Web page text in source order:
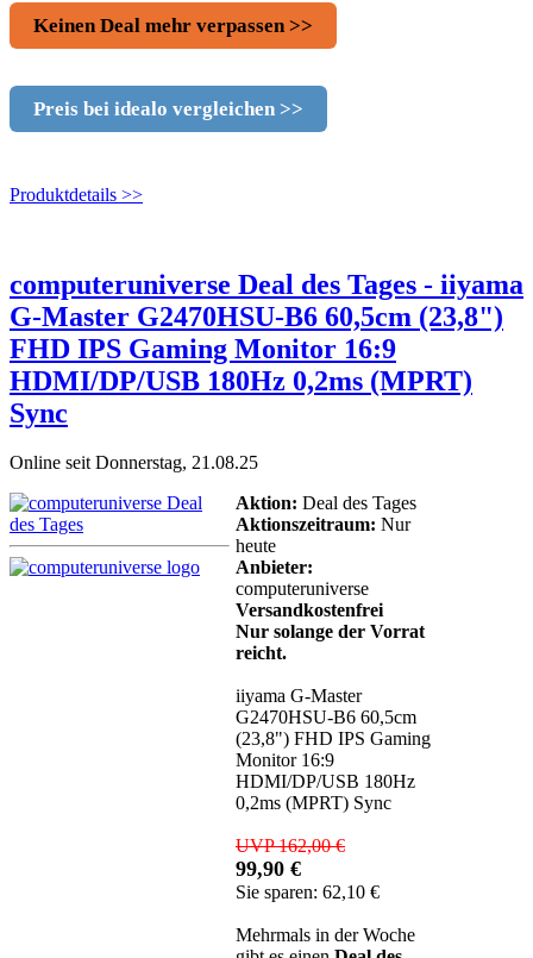
Keinen Deal mehr verpassen >>
Preis bei idealo vergleichen >>
Produktdetails >>
computeruniverse Deal des Tages - iiyama
G-Master G2470HSU-B6 60,5cm (23,8")
FHD IPS Gaming Monitor 16:9
HDMI/DP/USB 180Hz 0,2ms (MPRT)
Sync
Online seit Donnerstag, 21.08.25
Aktion: Deal des Tages
Aktionszeitraum: Nur
heute
Anbieter:
computeruniverse
Versandkostenfrei
Nur solange der Vorrat
reicht.
iiyama G-Master
G2470HSU-B6 60,5cm
(23,8") FHD IPS Gaming
Monitor 16:9
HDMI/DP/USB 180Hz
0,2ms (MPRT) Sync
UVP 162,00 €
99,90 €
Sie sparen: 62,10 €
Mehrmals in der Woche